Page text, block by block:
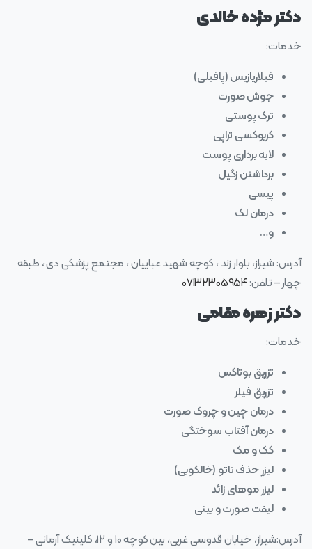
دکتر مژده خالدی
خدمات:
فیلاریازیس (پافیلی)
جوش صورت
ترک پوستی
کربوکسی تراپی
لایه برداری پوست
برداشتن زگیل
پیسی
درمان لک
و…
آدرس: شیراز، بلوار زند ، کوچه شهید عباییان ، مجتمع پزشکی دی ، طبقه
چهار – تلفن:۰۷۱۳۲۳۰۵۹۵۴
دکتر زهره مقامی
خدمات:
تزریق بوتاکس
تزریق فیلر
درمان چین و چروک صورت
درمان آفتاب سوختگی
کک و مک
لیزر حذف تاتو (خالکوبی)
لیزر موهای زائد
لیفت صورت و بینی
آدرس:شیراز، خیابان قدوسی غربی، بین کوچه ۱۰ و ۱۲، کلینیک آرمانی –